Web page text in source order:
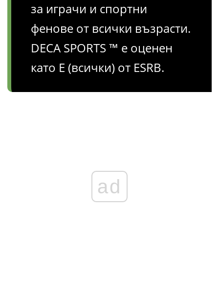
за играчи и спортни
фенове от всички възрасти.
DECA SPORTS ™ е оценен
като E (всички) от ESRB.
ad